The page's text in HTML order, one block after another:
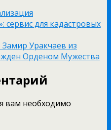
сервис для кадастровых
Замир Уракчаев из
Орденом Мужества
вам необходимо